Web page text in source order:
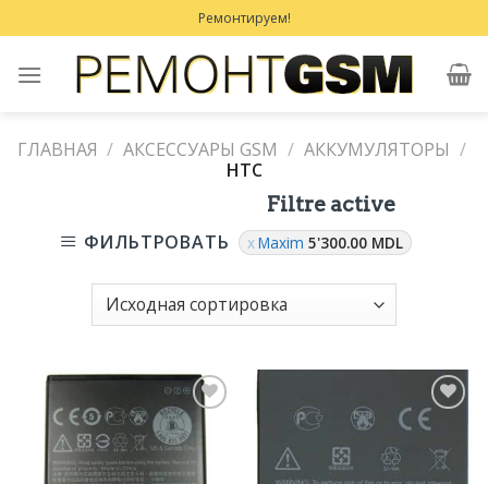
to
content
Ремонтируем!
ГЛАВНАЯ / АКСЕССУАРЫ GSM / АККУМУЛЯТОРЫ /
HTC
ФИЛЬТРОВАТЬ
Filtre active
Maxim5'300.00 MDL
Добавить
в
Избранное
Добавить
Избранное